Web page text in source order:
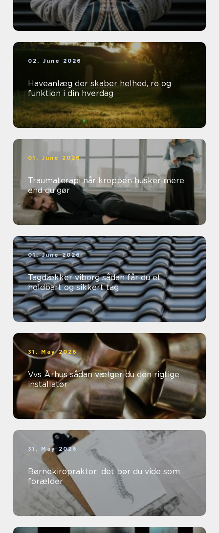
02. June 2026
Haveanlæg der skaber helhed, ro og
funktion i din hverdag
01. June 2026
Traumaterapi når kroppen husker mere
end du gør
01. June 2026
Tagdækker viborg sådan får du et
holdbart og sikkert tag
31. May 2026
Vvs Århus sådan vælger du den rigtige
installatør
31. May 2026
Børnekiropraktor: det bør du vide som
forælder